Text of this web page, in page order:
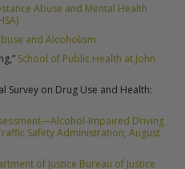
Abuse and Mental Health
and Alcoholism
School of Public Health at John
Survey on Drug Use and Health:
Impaired Driving
Safety Administration, August
of Justice Bureau of Justice